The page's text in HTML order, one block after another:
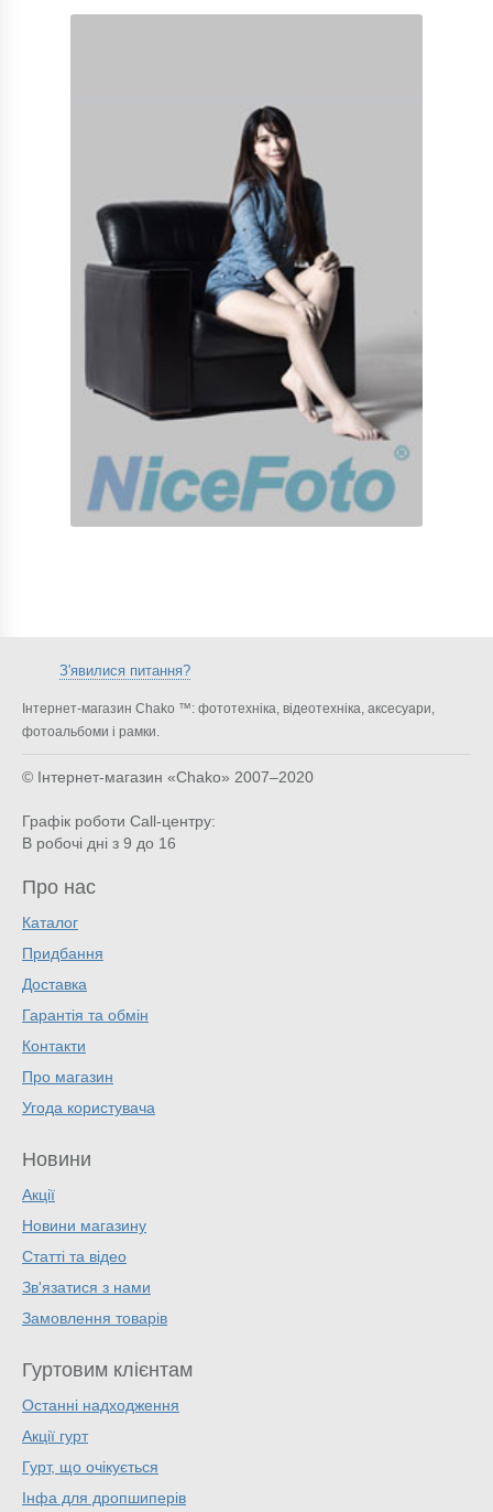
З'явилися питання?
Інтернет-магазин Chako ™: фототехніка, відеотехніка, аксесуари,
фотоальбоми і рамки.
© Інтернет-магазин «Chako» 2007–2020
Графік роботи Call-центру:
В робочі дні з 9 до 16
Про нас
Каталог
Придбання
Доставка
Гарантія та обмін
Контакти
Про магазин
Угода користувача
Новини
Акції
Новини магазину
Статті та відео
Зв'язатися з нами
Замовлення товарів
Гуртовим клієнтам
Останні надходження
Акції гурт
Гурт, що очікується
Інфа для дропшиперів